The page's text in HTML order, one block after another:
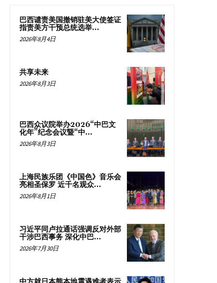
巴西谴责美国撤销驻美大使签证
指责美方干预总统选举...
2026年8月4日
共享未来
2026年8月3日
巴西众议院举办2026“中巴文
化年”纪念会议暨“中...
2026年8月3日
上海民族乐团《中国色》音乐会
亮相圣保罗 近千名观众...
2026年8月1日
习近平同卢拉通话强调反对外部
干涉巴西事务 深化中巴...
2026年7月30日